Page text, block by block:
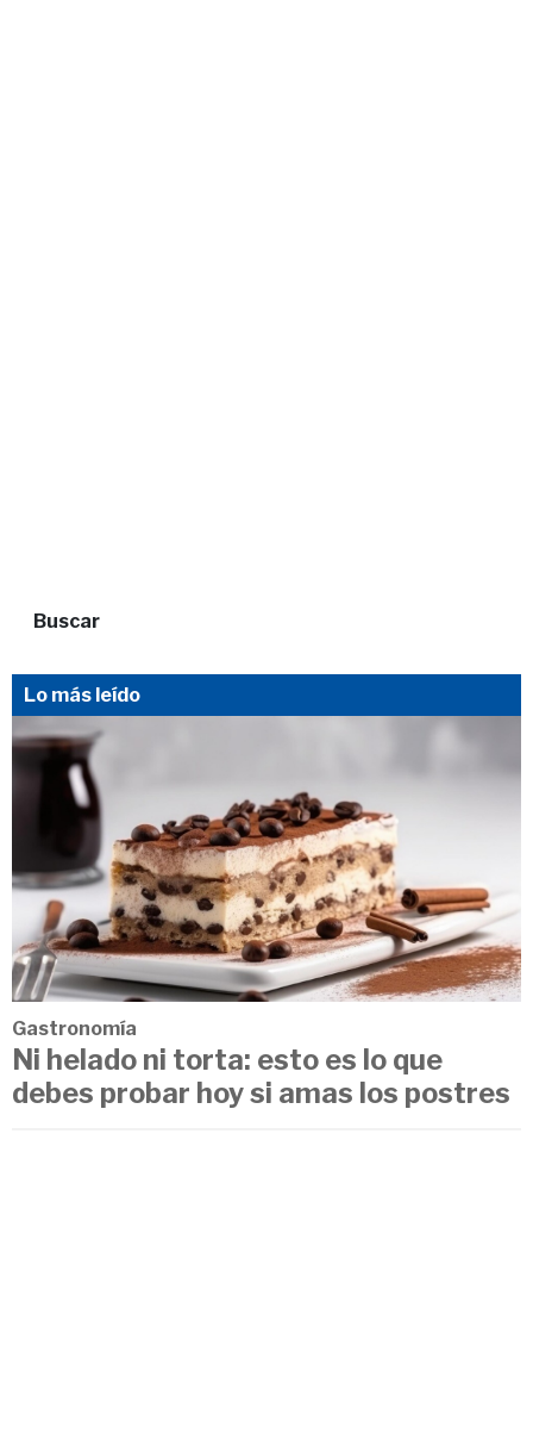
Buscar
Lo más leído
Gastronomía
Ni helado ni torta: esto es lo que
debes probar hoy si amas los postres